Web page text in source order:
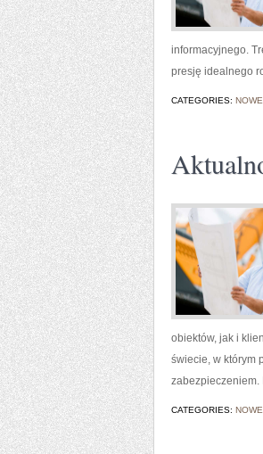
informacyjnego.
presję idealnego
CATEGORIES:
obiektów, jak i
świecie, w którym
CATEGORIES: